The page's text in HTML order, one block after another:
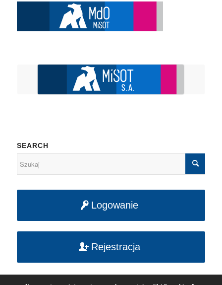
SEARCH
Logowanie
Rejestracja